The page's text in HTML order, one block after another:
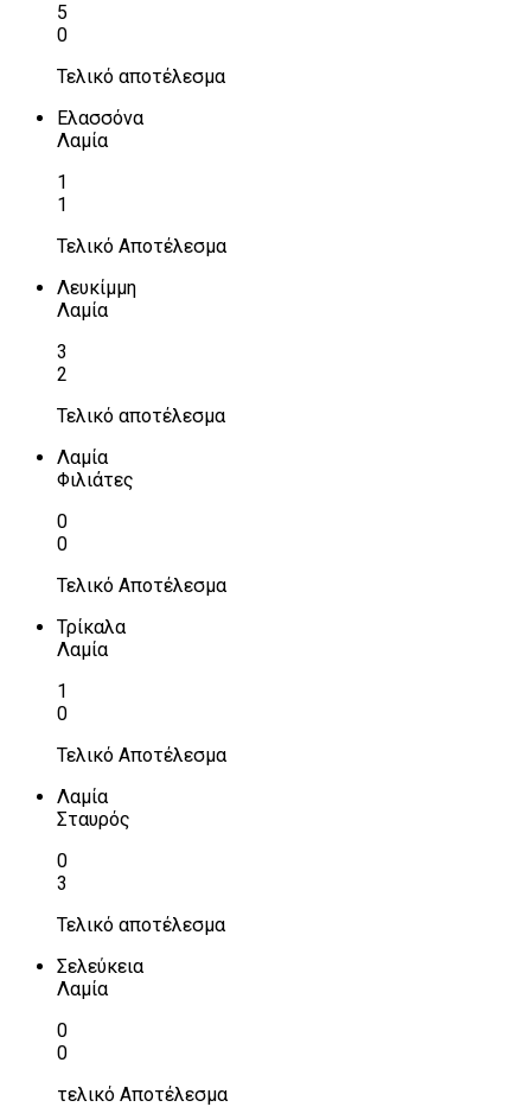
5
0
Τελικό αποτέλεσμα
Ελασσόνα
Λαμία
1
1
Τελικό Αποτέλεσμα
Λευκίμμη
Λαμία
3
2
Τελικό αποτέλεσμα
Λαμία
Φιλιάτες
0
0
Τελικό Αποτέλεσμα
Τρίκαλα
Λαμία
1
0
Τελικό Αποτέλεσμα
Λαμία
Σταυρός
0
3
Τελικό αποτέλεσμα
Σελεύκεια
Λαμία
0
0
τελικό Αποτέλεσμα